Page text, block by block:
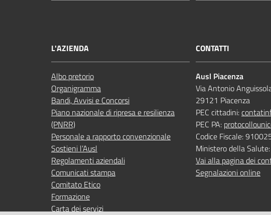
L'AZIENDA
Albo pretorio
Organigramma
Bandi, Avvisi e Concorsi
Piano nazionale di ripresa e resilienza
(PNRR)
Personale a rapporto convenzionale
Sostieni l’Ausl
Regolamenti aziendali
Comunicati stampa
Comitato Etico
Formazione
Carta dei servizi
CONTATTI
Ausl Piacenza
Via Antonio
29121 Piacenza
PEC cittadini:
PEC PA:
Codice Fiscale:
Ministero della
Vai alla pagina dei
Segnalazioni online